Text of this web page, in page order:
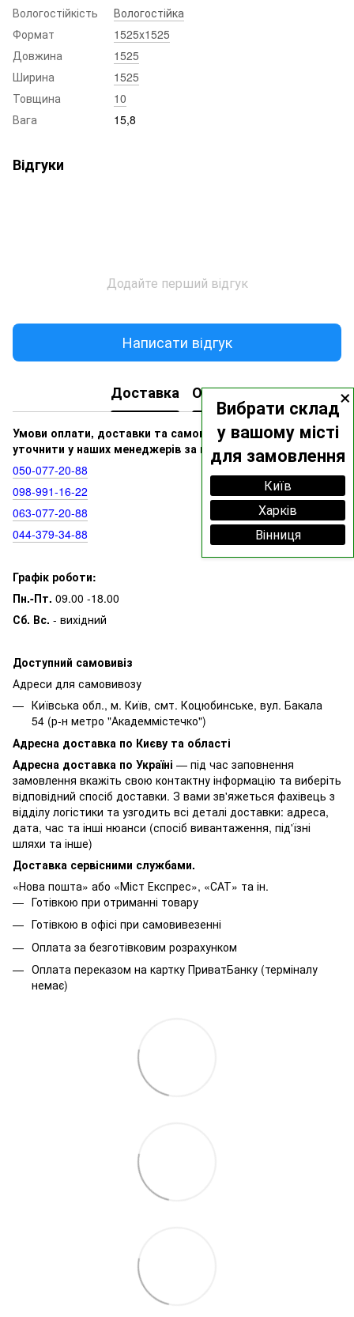
×
Вибрати склад
у вашому місті
для замовлення
Київ
Харків
Вінниця
Вологостійкість
Вологостійка
Формат
1525x1525
Довжина
1525
Ширина
1525
Товщина
10
Вага
15,8
Відгуки
Додайте перший відгук
Написати відгук
Доставка Оплата
Умови оплати, доставки та самовивозу ви можете
уточнити у наших менеджерів за номерами:
050‑077‑20‑88
098‑991‑16‑22
063‑077‑20‑88
044‑379‑34‑88
Графік роботи:
Пн.-Пт. 09.00 -18.00
Сб. Вс. - вихідний
Доступний самовивіз
Адреси для самовивозу
Київська обл., м. Київ, смт. Коцюбинське, вул. Бакала
54 (р-н метро "Академмістечко")
Адресна доставка по Києву та області
Адресна доставка по Україні — під час заповнення
замовлення вкажіть свою контактну інформацію та виберіть
відповідний спосіб доставки. З вами зв'яжеться фахівець з
відділу логістики та узгодить всі деталі доставки: адреса,
дата, час та інші нюанси (спосіб вивантаження, під'їзні
шляхи та інше)
Доставка сервісними службами.
«Нова пошта» або «Міст Експрес», «САТ» та ін.
Готівкою при отриманні товару
Готівкою в офісі при самовивезенні
Оплата за безготівковим розрахунком
Оплата переказом на картку ПриватБанку (терміналу
немає)